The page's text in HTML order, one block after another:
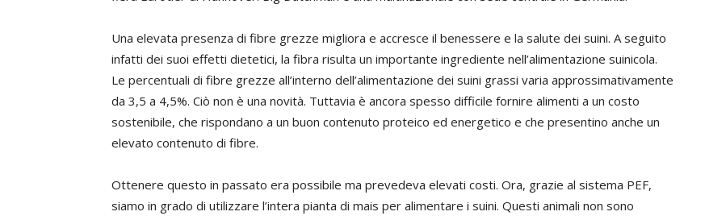
Una elevata presenza di fibre grezze migliora e accresce il benessere e la salute dei suini. A seguito
infatti dei suoi effetti dietetici, la fibra risulta un importante ingrediente nell’alimentazione suinicola.
Le percentuali di fibre grezze all’interno dell’alimentazione dei suini grassi varia approssimativamente
da 3,5 a 4,5%. Ciò non è una novità. Tuttavia è ancora spesso difficile fornire alimenti a un costo
sostenibile, che rispondano a un buon contenuto proteico ed energetico e che presentino anche un
elevato contenuto di fibre.
Ottenere questo in passato era possibile ma prevedeva elevati costi. Ora, grazie al sistema PEF,
siamo in grado di utilizzare l’intera pianta di mais per alimentare i suini. Questi animali non sono